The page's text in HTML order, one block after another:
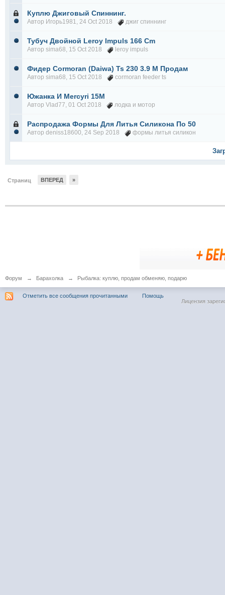
Куплю Джиговый Спиннинг.
Автор Игорь1981, 24 Oct 2018 джиг спиннинг
Тубуч Двойной Leroy Impuls 166 Cm
Автор sima68, 15 Oct 2018 leroy impuls
Фидер Cormoran (Daiwa) Ts 230 3.9 М Продам
Автор sima68, 15 Oct 2018 cormoran feeder ts
Южанка И Mercyri 15M
Автор Vlad77, 01 Oct 2018 лодка и мотор
Распродажа Формы Для Литья Силикона По 50
Автор deniss18600, 24 Sep 2018 формы литья силикон
Страниц ВПЕРЕД »
Форум → Барахолка → Рыбалка: куплю, продам обменяю, подарю
Отметить все сообщения прочитанными
Помощь
Лицензия